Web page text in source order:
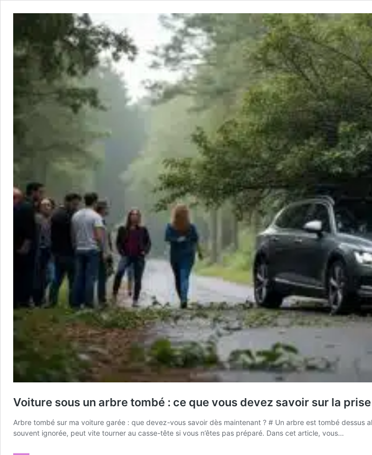
Voiture sous un arbre tombé : ce que vous devez savoir sur la
Arbre tombé sur ma voiture garée : que devez-vous savoir dès maintenant ? # Un arbre est tombé dessus
souvent ignorée, peut vite tourner au casse-tête si vous n’êtes pas préparé. Dans cet article, vous…